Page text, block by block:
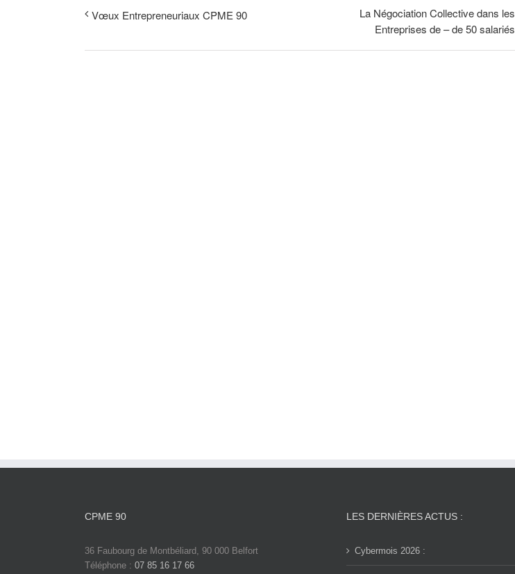
Vœux Entrepreneuriaux CPME 90
La Négociation Collective dans les
Entreprises de – de 50 salariés
CPME 90
36 Faubourg de Montbéliard, 90 000 Belfort
Téléphone : 07 85 16 17 66
LES DERNIÈRES ACTUS :
Cybermois 2026 :